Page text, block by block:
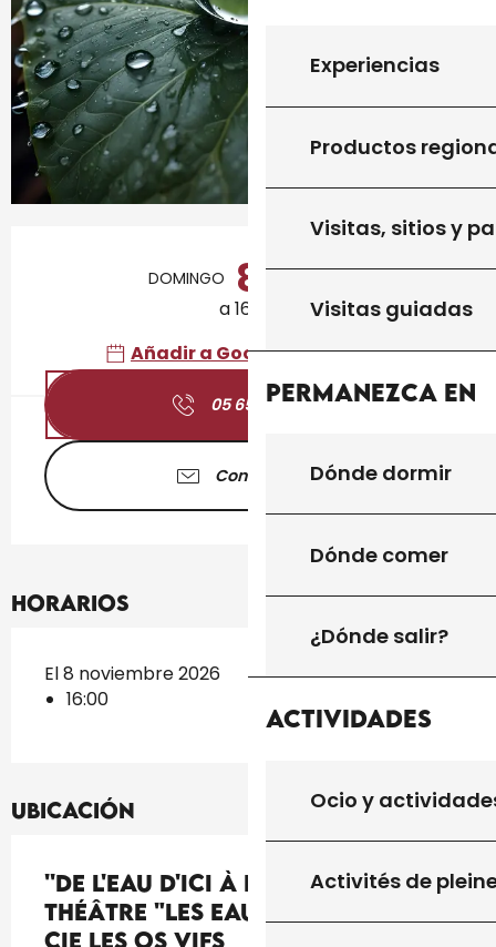
Experiencias
Productos
Visitas, sitios y
Visitas guiadas
Permanezca en
Dónde dormir
Dónde comer
¿Dónde salir?
Actividades
Ocio y
Activités de
Horarios y datos de contacto
DOMINGO 8
a 16:00
Añadir a Google Calendar
05 65 41 30▒▒
Contáctenos
Horarios
El 8 noviembre 2026
16:00
Ubicación
''De l'eau d'ici à l'eau de là'' :
théâtre "Les Eaux vives" par la
Cie Les Os Vifs